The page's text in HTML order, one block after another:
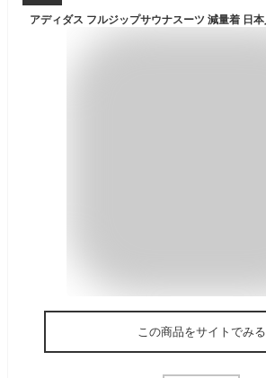
この商品をサイトでみる